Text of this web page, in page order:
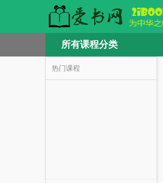
所有课程分类
热门课程